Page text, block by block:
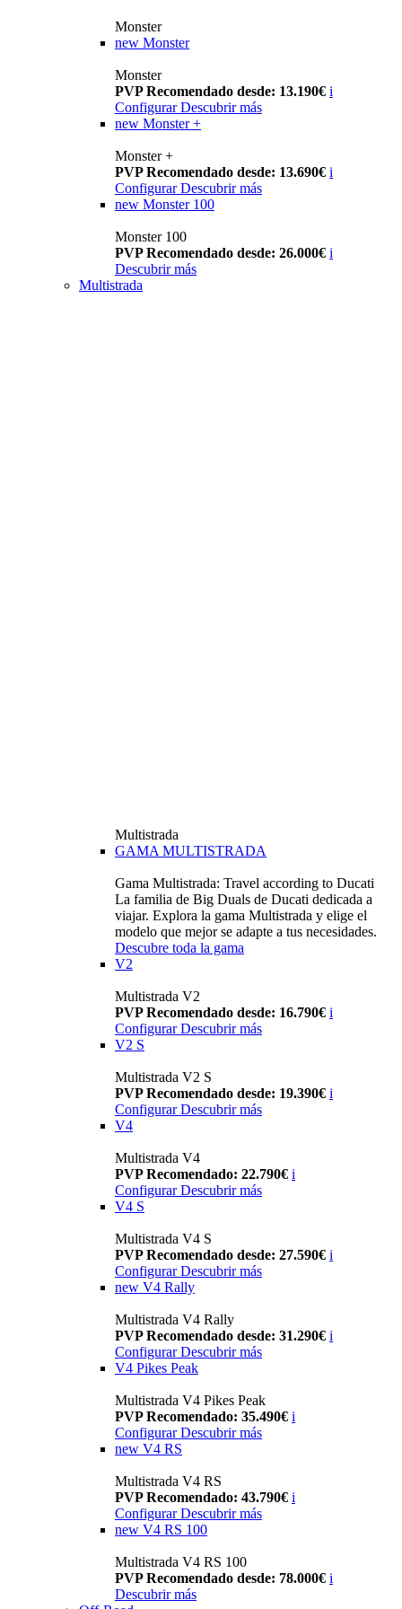
Monster
new Monster
Monster
PVP Recomendado desde: 13.190€ i
Configurar Descubrir más
new Monster +
Monster +
PVP Recomendado desde: 13.690€ i
Configurar Descubrir más
new Monster 100
Monster 100
PVP Recomendado desde: 26.000€ i
Descubrir más
Multistrada
Multistrada
GAMA MULTISTRADA
Gama Multistrada: Travel according to Ducati
La familia de Big Duals de Ducati dedicada a
viajar. Explora la gama Multistrada y elige el
modelo que mejor se adapte a tus necesidades.
Descubre toda la gama
V2
Multistrada V2
PVP Recomendado desde: 16.790€ i
Configurar Descubrir más
V2 S
Multistrada V2 S
PVP Recomendado desde: 19.390€ i
Configurar Descubrir más
V4
Multistrada V4
PVP Recomendado: 22.790€ i
Configurar Descubrir más
V4 S
Multistrada V4 S
PVP Recomendado desde: 27.590€ i
Configurar Descubrir más
new V4 Rally
Multistrada V4 Rally
PVP Recomendado desde: 31.290€ i
Configurar Descubrir más
V4 Pikes Peak
Multistrada V4 Pikes Peak
PVP Recomendado: 35.490€ i
Configurar Descubrir más
new V4 RS
Multistrada V4 RS
PVP Recomendado: 43.790€ i
ConfigurarDescubrir más
new V4 RS 100
Multistrada V4 RS 100
PVP Recomendado desde: 78.000€ i
Descubrir más